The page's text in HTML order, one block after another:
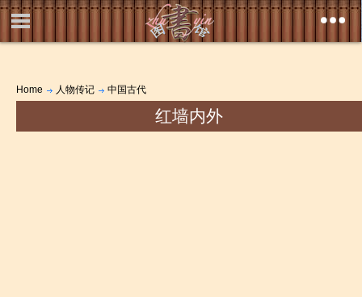
Home 人物传记 中国古代
红墙内外